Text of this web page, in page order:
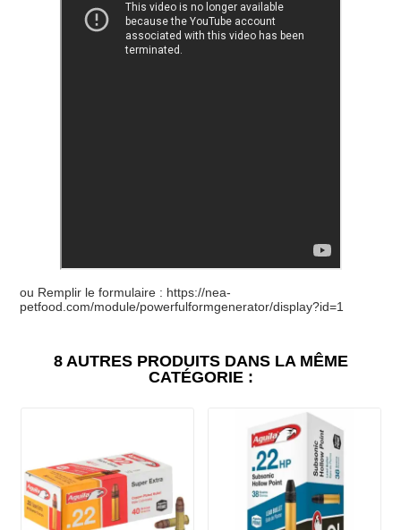
ou Remplir le formulaire : https://nea-
petfood.com/module/powerfulformgenerator/display?id=1
8 AUTRES PRODUITS DANS LA MÊME
CATÉGORIE :